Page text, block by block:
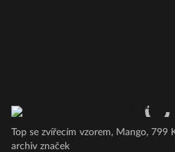
Top se zvířecím vzorem, Mango, 799
archiv značek